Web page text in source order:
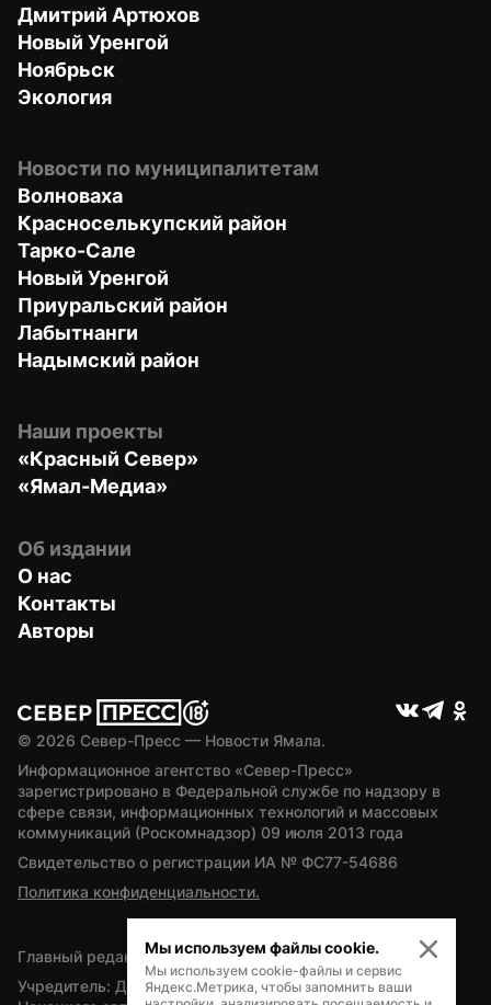
Дмитрий Артюхов
Новый Уренгой
Ноябрьск
Экология
Новости по муниципалитетам
Волноваха
Красноселькупский район
Тарко-Сале
Новый Уренгой
Приуральский район
Лабытнанги
Надымский район
Наши проекты
«Красный Север»
«Ямал-Медиа»
Об издании
О нас
Контакты
Авторы
© 2026 Север-Пресс — Новости Ямала.
Информационное агентство «Север-Пресс»
зарегистрировано в Федеральной службе по надзору в
сфере связи, информационных технологий и массовых
коммуникаций (Роскомнадзор) 09 июля 2013 года
Свидетельство о регистрации ИА № ФС77-54686
Политика конфиденциальности.
Главный редактор — А.Л. Поздеев
Учредитель: Департамент внутренней политики Ямало-
Мы используем файлы cookie.
Мы используем cookie-файлы и сервис
Яндекс.Метрика, чтобы запомнить ваши